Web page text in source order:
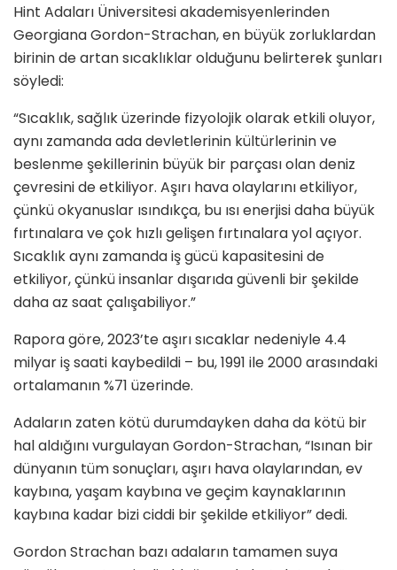
Hint Adaları Üniversitesi akademisyenlerinden
Georgiana Gordon-Strachan, en büyük zorluklardan
birinin de artan sıcaklıklar olduğunu belirterek şunları
söyledi:
“Sıcaklık, sağlık üzerinde fizyolojik olarak etkili oluyor,
aynı zamanda ada devletlerinin kültürlerinin ve
beslenme şekillerinin büyük bir parçası olan deniz
çevresini de etkiliyor. Aşırı hava olaylarını etkiliyor,
çünkü okyanuslar ısındıkça, bu ısı enerjisi daha büyük
fırtınalara ve çok hızlı gelişen fırtınalara yol açıyor.
Sıcaklık aynı zamanda iş gücü kapasitesini de
etkiliyor, çünkü insanlar dışarıda güvenli bir şekilde
daha az saat çalışabiliyor.”
Rapora göre, 2023’te aşırı sıcaklar nedeniyle 4.4
milyar iş saati kaybedildi – bu, 1991 ile 2000 arasındaki
ortalamanın %71 üzerinde.
Adaların zaten kötü durumdayken daha da kötü bir
hal aldığını vurgulayan Gordon-Strachan, “Isınan bir
dünyanın tüm sonuçları, aşırı hava olaylarından, ev
kaybına, yaşam kaybına ve geçim kaynaklarının
kaybına kadar bizi ciddi bir şekilde etkiliyor” dedi.
Gordon Strachan bazı adaların tamamen suya